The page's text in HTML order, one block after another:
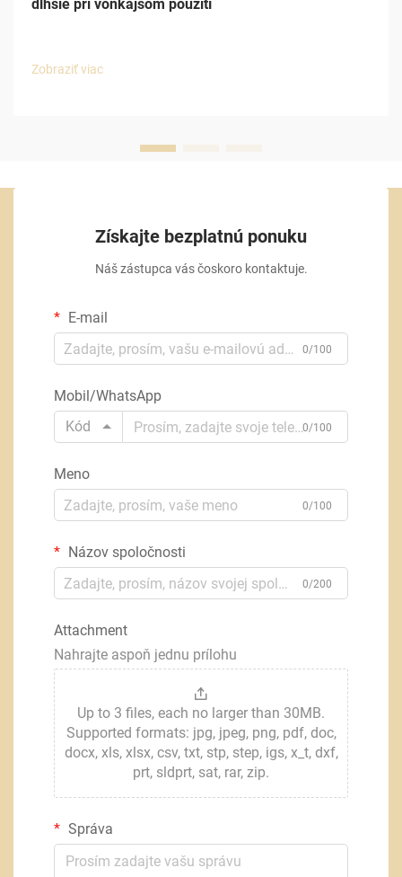
dlhšie pri vonkajšom použití
Zobraziť viac
Získajte bezplatnú ponuku
Náš zástupca vás čoskoro kontaktuje.
E-mail
0/100
Mobil/WhatsApp
Kód
0/100
Meno
0/100
Názov spoločnosti
0/200
Attachment
Nahrajte aspoň jednu prílohu
Up to 3 files, each no larger than 30MB.
Supported formats: jpg, jpeg, png, pdf, doc,
docx, xls, xlsx, csv, txt, stp, step, igs, x_t, dxf,
prt, sldprt, sat, rar, zip.
Správa